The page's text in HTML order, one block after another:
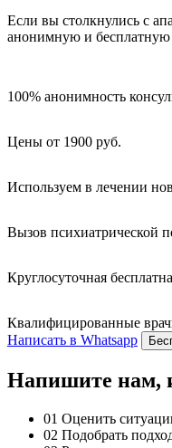
Если вы столкнулись с
анонимную и бесплатную
100% анонимность
Цены от 1900 руб.
Используем в лечении
Вызов психиатрической
Круглосуточная
Квалифицированные
Написать в Whatsapp
Напишите нам,
01 Оценить
02 Подобрать